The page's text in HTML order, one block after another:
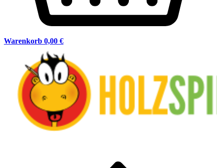
Warenkorb 0,00 €